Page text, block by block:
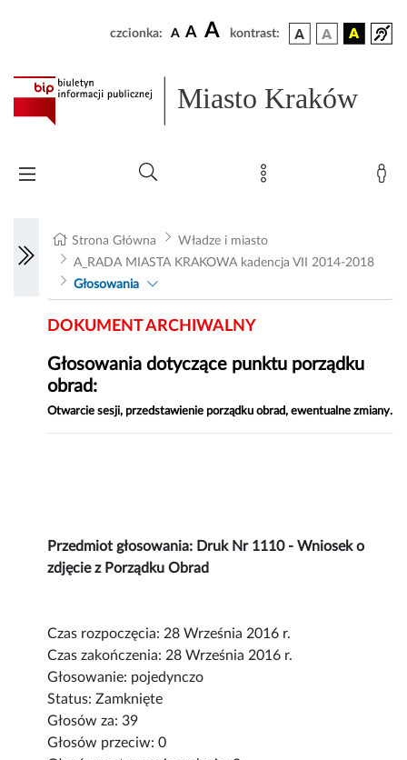
czcionka: A A A kontrast:
Miasto Kraków
Strona Główna
Władze i miasto
A_RADA MIASTA KRAKOWA kadencja VII 2014-2018
Głosowania
DOKUMENT ARCHIWALNY
Głosowania dotyczące punktu porządku
obrad:
Otwarcie sesji, przedstawienie porządku obrad, ewentualne zmiany.
Przedmiot głosowania: Druk Nr 1110 - Wniosek o
zdjęcie z Porządku Obrad
Czas rozpoczęcia: 28 Września 2016 r.
Czas zakończenia: 28 Września 2016 r.
Głosowanie: pojedynczo
Status: Zamknięte
Głosów za: 39
Głosów przeciw: 0